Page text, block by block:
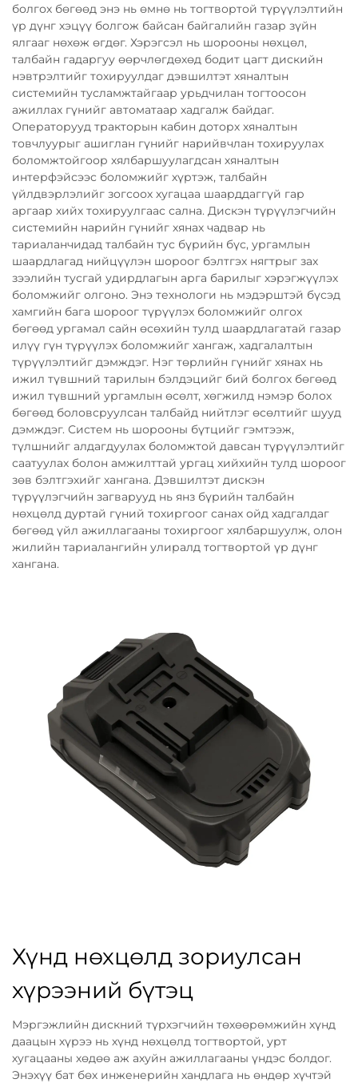
болгох бөгөөд энэ нь өмнө нь тогтвортой түрүүлэлтийн
үр дүнг хэцүү болгож байсан байгалийн газар зүйн
ялгааг нөхөж өгдөг. Хэрэгсэл нь шорооны нөхцөл,
талбайн гадаргуу өөрчлөгдөхөд бодит цагт дискийн
нэвтрэлтийг тохируулдаг дэвшилтэт хяналтын
системийн тусламжтайгаар урьдчилан тогтоосон
ажиллах гүнийг автоматаар хадгалж байдаг.
Операторууд тракторын кабин доторх хяналтын
товчлуурыг ашиглан гүнийг нарийвчлан тохируулах
боломжтойгоор хялбаршуулагдсан хяналтын
интерфэйсээс боломжийг хүртэж, талбайн
үйлдвэрлэлийг зогсоох хугацаа шаарддаггүй гар
аргаар хийх тохируулгаас сална. Дискэн түрүүлэгчийн
системийн нарийн гүнийг хянах чадвар нь
тариаланчидад талбайн тус бүрийн бүс, ургамлын
шаардлагад нийцүүлэн шороог бэлтгэх нягтрыг зах
зээлийн тусгай удирдлагын арга барилыг хэрэгжүүлэх
боломжийг олгоно. Энэ технологи нь мэдэрштэй бүсэд
хамгийн бага шороог түрүүлэх боломжийг олгох
бөгөөд ургамал сайн өсөхийн тулд шаардлагатай газар
илүү гүн түрүүлэх боломжийг хангаж, хадгалалтын
түрүүлэлтийг дэмждэг. Нэг төрлийн гүнийг хянах нь
ижил түвшний тарилын бэлдэцийг бий болгох бөгөөд
ижил түвшний ургамлын өсөлт, хөгжилд нэмэр болох
бөгөөд боловсруулсан талбайд нийтлэг өсөлтийг шууд
дэмждэг. Систем нь шорооны бүтцийг гэмтээж,
түлшнийг алдагдуулах боломжтой давсан түрүүлэлтийг
саатуулах болон амжилттай ургац хийхийн тулд шороог
зөв бэлтгэхийг хангана. Дэвшилтэт дискэн
түрүүлэгчийн загварууд нь янз бүрийн талбайн
нөхцөлд дуртай гүний тохиргоог санах ойд хадгалдаг
бөгөөд үйл ажиллагааны тохиргоог хялбаршуулж, олон
жилийн тариалангийн улиралд тогтвортой үр дүнг
хангана.
Хүнд нөхцөлд зориулсан
хүрээний бүтэц
Мэргэжлийн дискний түрхэгчийн төхөөрөмжийн хүнд
даацын хүрээ нь хүнд нөхцөлд тогтвортой, урт
хугацааны хөдөө аж ахуйн ажиллагааны үндэс болдог.
Энэхүү бат бөх инженерийн хандлага нь өндөр хүчтэй